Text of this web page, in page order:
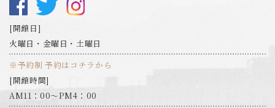
開館日
火曜日・金曜日・土曜日
※予約制 予約はコチラから
開館時間
AM11：00～PM4：00